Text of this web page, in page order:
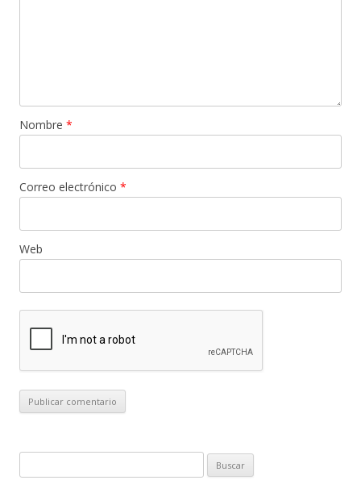
Nombre *
Correo electrónico *
Web
u